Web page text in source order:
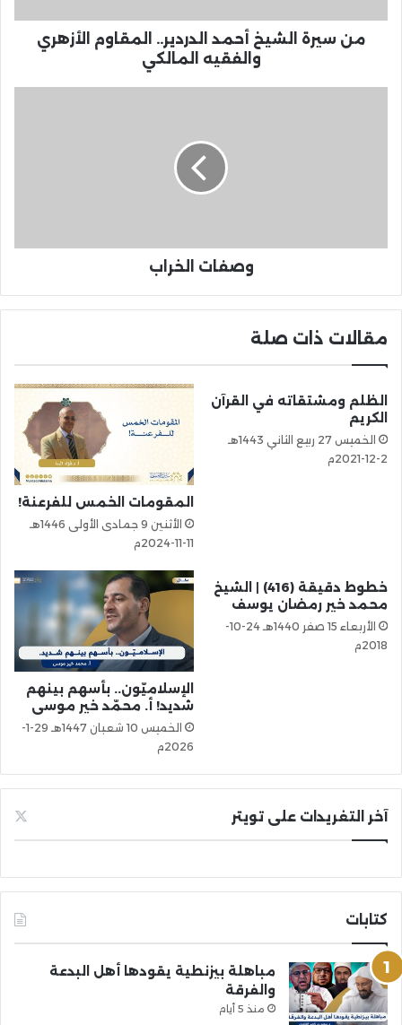
من سيرة الشيخ أحمد الدردير.. المقاوم الأزهري
والفقيه المالكي
وصفات الخراب
مقالات ذات صلة
الظلم ومشتقاته في القرآن
الكريم
الخميس 27 ربيع الثاني 1443هـ
2-12-2021م
المقومات الخمس للفرعنة!
الأثنين 9 جمادى الأولى 1446هـ
11-11-2024م
خطوط دقيقة (416) | الشيخ
محمد خير رمضان يوسف
الأربعاء 15 صفر 1440هـ 24-10-
2018م
الإسلاميّون.. بأسهم بينهم
شديد! أ. محمّد خير موسى
الخميس 10 شعبان 1447هـ 29-1-
2026م
آخر التغريدات على تويتر
كتابات
مباهلة بيزنطية يقودها أهل البدعة
والفرقة
منذ 5 أيام